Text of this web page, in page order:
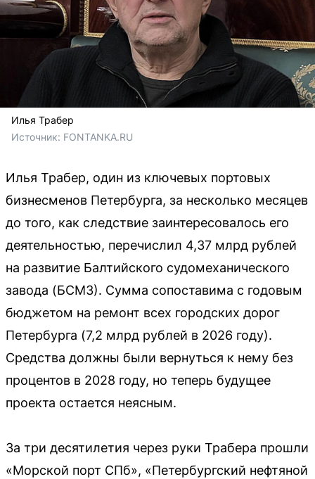
Илья Трабер
Источник: FONTANKA.RU
Илья Трабер, один из ключевых портовых
бизнесменов Петербурга, за несколько месяцев
до того, как следствие заинтересовалось его
деятельностью, перечислил 4,37 млрд рублей
на развитие Балтийского судомеханического
завода (БСМЗ). Сумма сопоставима с годовым
бюджетом на ремонт всех городских дорог
Петербурга (7,2 млрд рублей в 2026 году).
Средства должны были вернуться к нему без
процентов в 2028 году, но теперь будущее
проекта остается неясным.
За три десятилетия через руки Трабера прошли
«Морской порт СПб», «Петербургский нефтяной